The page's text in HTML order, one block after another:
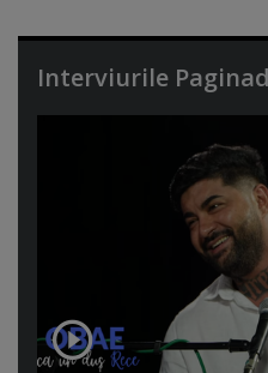
Interviurile